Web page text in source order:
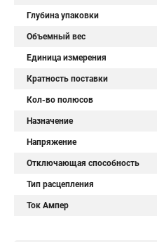
Глубина упаковки
Объемный вес
Единица измерения
Кратность поставки
Кол-во полюсов
Назначение
Напряжение
Отключающая способность
Тип расцепления
Ток Ампер